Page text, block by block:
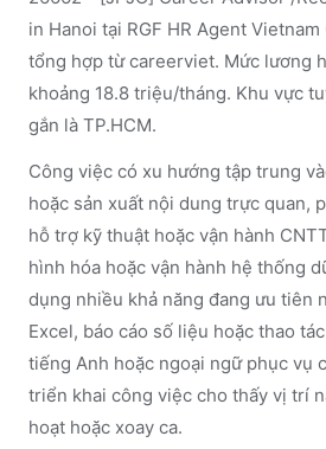
in Hanoi tại RGF HR Agent
tổng hợp từ careerviet. Mức lương
khoảng 18.8 triệu/tháng. Khu vực
gắn là TP.HCM.
Công việc có xu hướng tập trung
hoặc sản xuất nội dung trực quan,
hỗ trợ kỹ thuật hoặc vận hành
hình hóa hoặc vận hành hệ thống
dụng nhiều khả năng đang ưu tiên
Excel, báo cáo số liệu hoặc thao
tiếng Anh hoặc ngoại ngữ phục vụ
triển khai công việc cho thấy vị trí
hoạt hoặc xoay ca.